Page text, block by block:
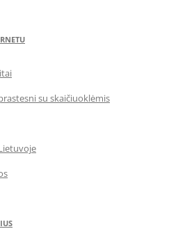
su skaičiuoklėmis